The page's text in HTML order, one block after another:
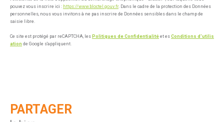
pouvez vous inscrire ici : https://www.bloctel.gouv.fr. Dans le cadre de la protection des Données
personnelles, nous vous invitons à ne pas inscrire de Données sensibles dans le champ de
saisie libre.
Ce site est protégé par reCAPTCHA, les Politiques de Confidentialité et es Conditions d'utilis
ation de Google s'appliquent.
PARTAGER